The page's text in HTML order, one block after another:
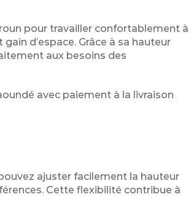
pour travailler confortablement à
d’espace. Grâce à sa hauteur
aux besoins des
avec paiement à la livraison
ajuster facilement la hauteur
Cette flexibilité contribue à